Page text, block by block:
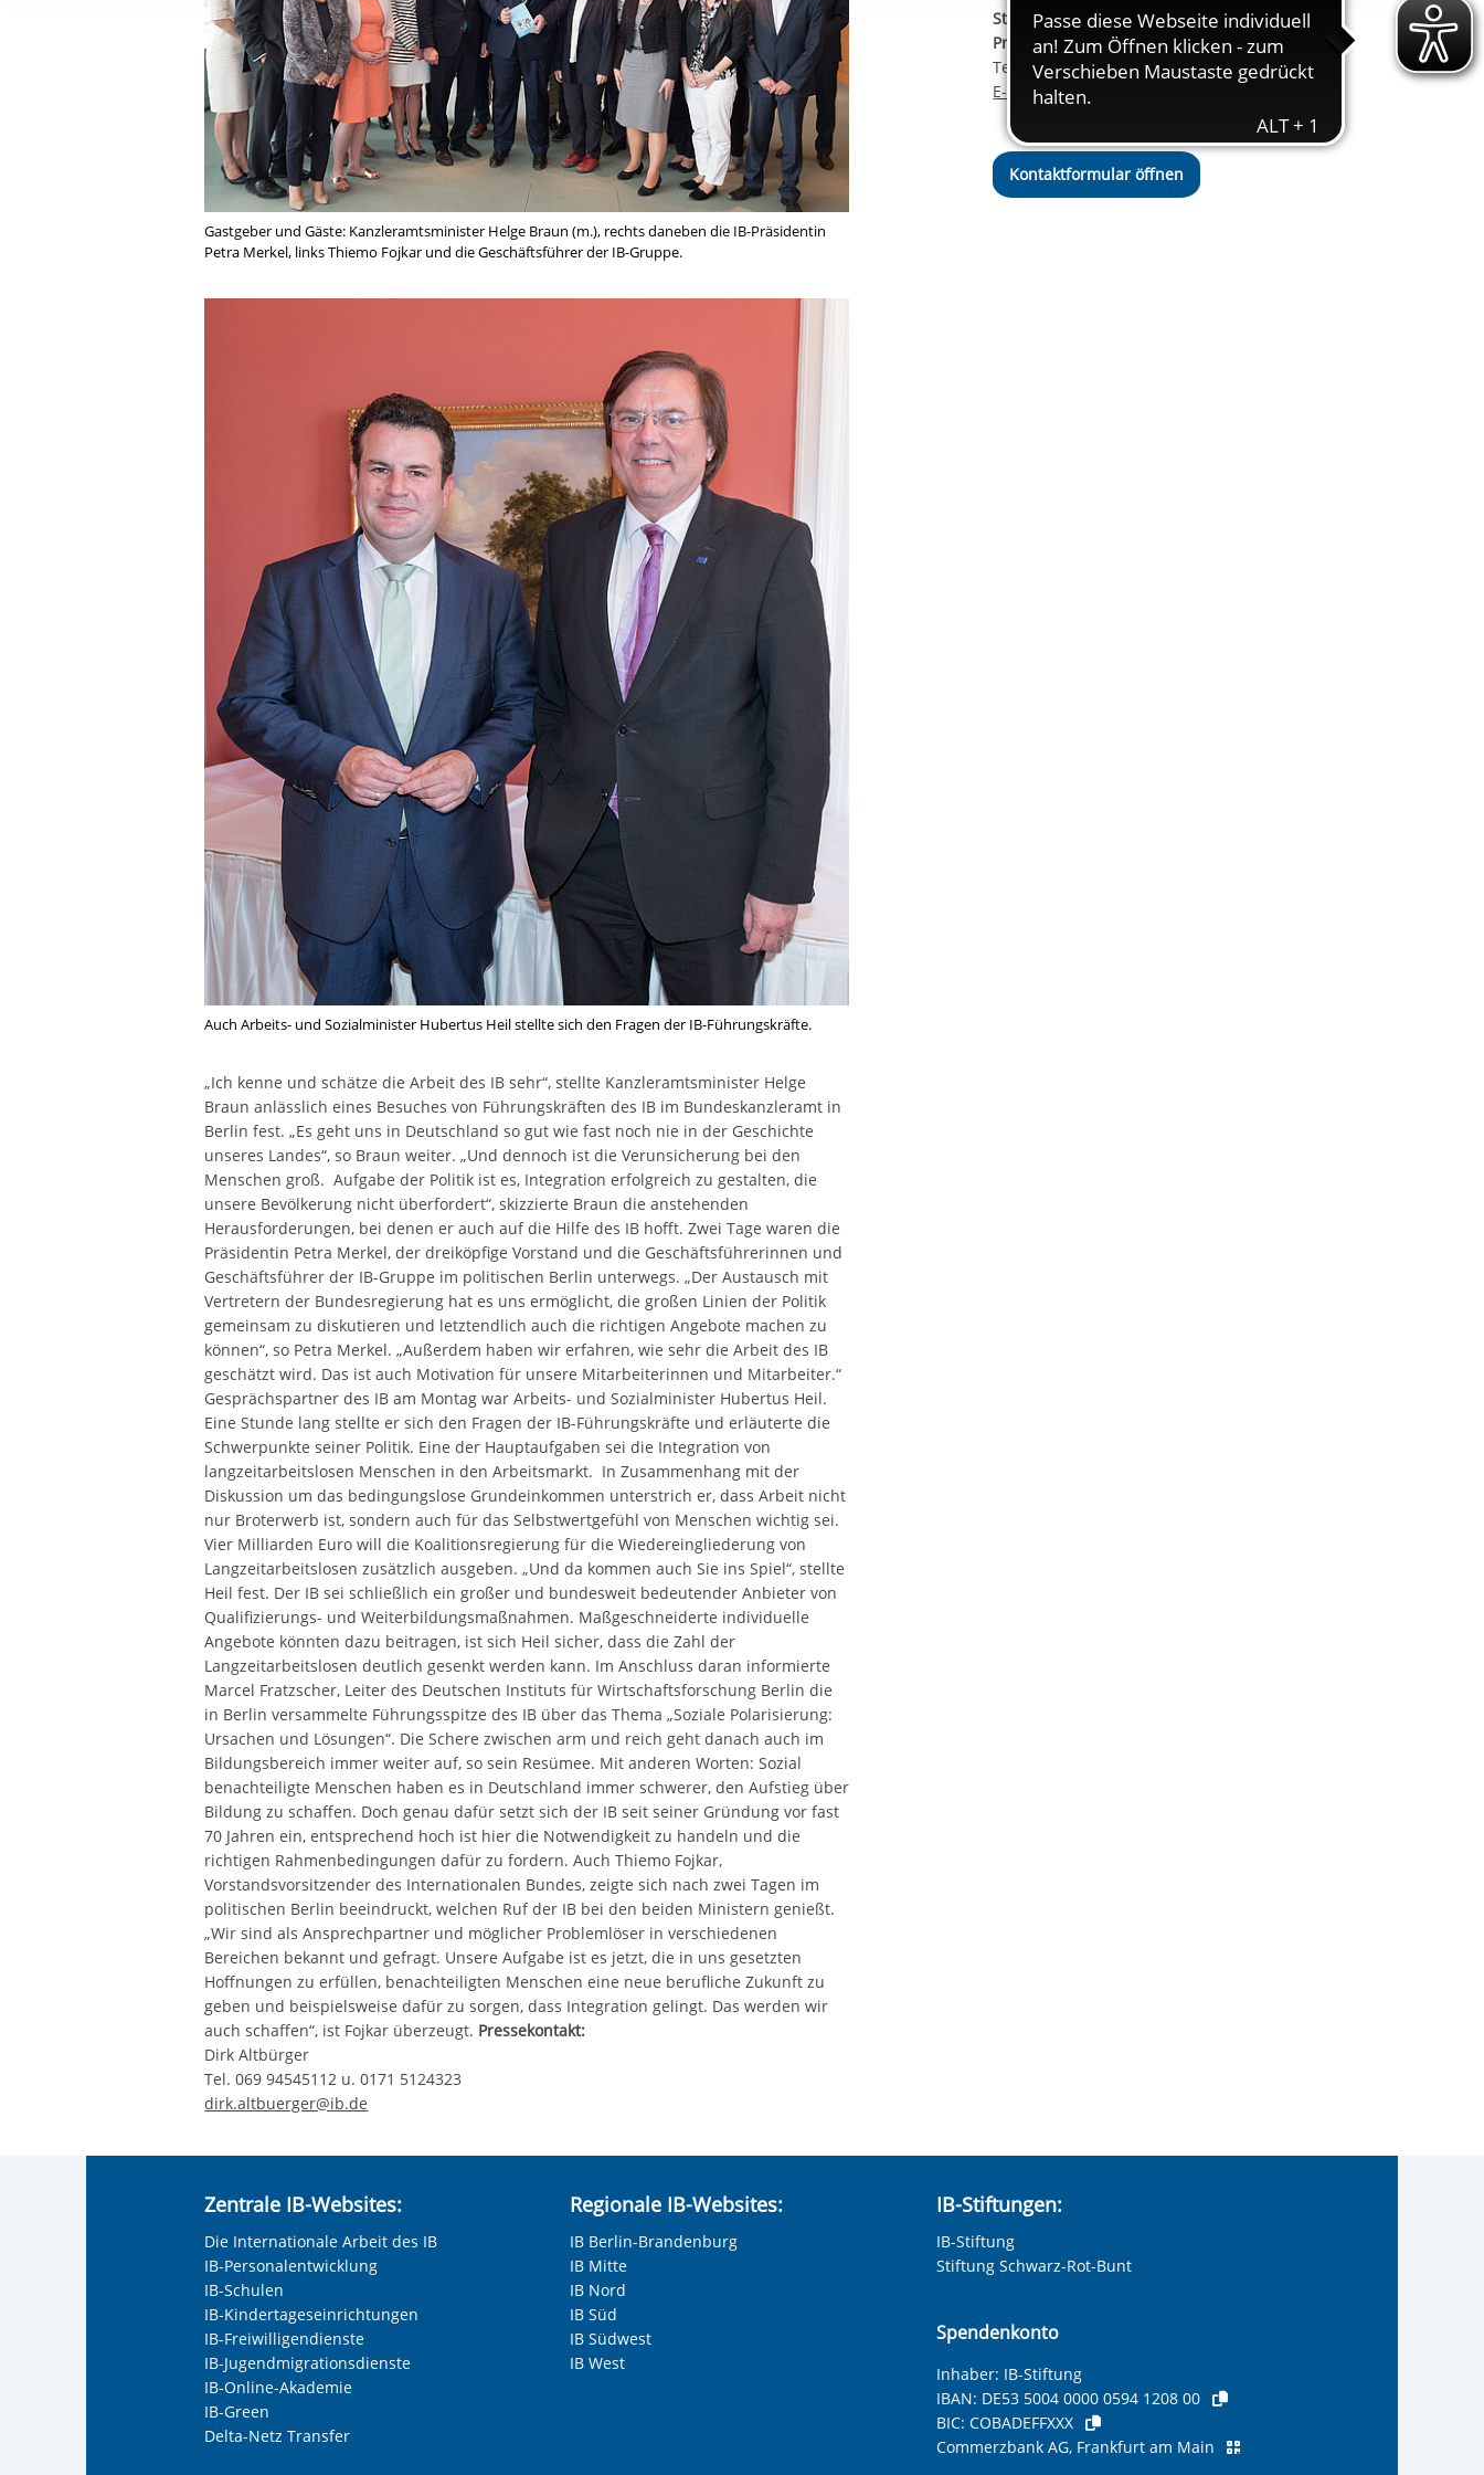
Ihre etwaige Einwilligung erstreckt sich nicht auf notwendige Cookies, die erforderlich zur Bereitstellung
der von Ihnen aufgerufenen und somit gewünschten Website-Funktionen sind. Diese Cookies setzen wir
aufgrund berechtigter Interessen und daher unabhängig von einer Einwilligung.
Gastgeber und Gäste: Kanzleramtsminister Helge Braun (m.), rechts daneben die IB-Präsidentin
Petra Merkel, links Thiemo Fojkar und die Geschäftsführer der IB-Gruppe.
Auch Arbeits- und Sozialminister Hubertus Heil stellte sich den Fragen der IB-Führungskräfte.
„Ich kenne und schätze die Arbeit des IB sehr“, stellte Kanzleramtsminister Helge
Braun anlässlich eines Besuches von Führungskräften des IB im Bundeskanzleramt in
Berlin fest. „Es geht uns in Deutschland so gut wie fast noch nie in der Geschichte
unseres Landes“, so Braun weiter. „Und dennoch ist die Verunsicherung bei den
Menschen groß. Aufgabe der Politik ist es, Integration erfolgreich zu gestalten, die
unsere Bevölkerung nicht überfordert“, skizzierte Braun die anstehenden
Herausforderungen, bei denen er auch auf die Hilfe des IB hofft. Zwei Tage waren die
Präsidentin Petra Merkel, der dreiköpfige Vorstand und die Geschäftsführerinnen und
Geschäftsführer der IB-Gruppe im politischen Berlin unterwegs. „Der Austausch mit
Vertretern der Bundesregierung hat es uns ermöglicht, die großen Linien der Politik
gemeinsam zu diskutieren und letztendlich auch die richtigen Angebote machen zu
können“, so Petra Merkel. „Außerdem haben wir erfahren, wie sehr die Arbeit des IB
geschätzt wird. Das ist auch Motivation für unsere Mitarbeiterinnen und Mitarbeiter.“
Gesprächspartner des IB am Montag war Arbeits- und Sozialminister Hubertus Heil.
Eine Stunde lang stellte er sich den Fragen der IB-Führungskräfte und erläuterte die
Schwerpunkte seiner Politik. Eine der Hauptaufgaben sei die Integration von
langzeitarbeitslosen Menschen in den Arbeitsmarkt. In Zusammenhang mit der
Diskussion um das bedingungslose Grundeinkommen unterstrich er, dass Arbeit nicht
nur Broterwerb ist, sondern auch für das Selbstwertgefühl von Menschen wichtig sei.
Vier Milliarden Euro will die Koalitionsregierung für die Wiedereingliederung von
Langzeitarbeitslosen zusätzlich ausgeben. „Und da kommen auch Sie ins Spiel“, stellte
Heil fest. Der IB sei schließlich ein großer und bundesweit bedeutender Anbieter von
Qualifizierungs- und Weiterbildungsmaßnahmen. Maßgeschneiderte individuelle
Angebote könnten dazu beitragen, ist sich Heil sicher, dass die Zahl der
Langzeitarbeitslosen deutlich gesenkt werden kann. Im Anschluss daran informierte
Marcel Fratzscher, Leiter des Deutschen Instituts für Wirtschaftsforschung Berlin die
in Berlin versammelte Führungsspitze des IB über das Thema „Soziale Polarisierung:
Ursachen und Lösungen“. Die Schere zwischen arm und reich geht danach auch im
Bildungsbereich immer weiter auf, so sein Resümee. Mit anderen Worten: Sozial
benachteiligte Menschen haben es in Deutschland immer schwerer, den Aufstieg über
Bildung zu schaffen. Doch genau dafür setzt sich der IB seit seiner Gründung vor fast
70 Jahren ein, entsprechend hoch ist hier die Notwendigkeit zu handeln und die
richtigen Rahmenbedingungen dafür zu fordern. Auch Thiemo Fojkar,
Vorstandsvorsitzender des Internationalen Bundes, zeigte sich nach zwei Tagen im
politischen Berlin beeindruckt, welchen Ruf der IB bei den beiden Ministern genießt.
„Wir sind als Ansprechpartner und möglicher Problemlöser in verschiedenen
Bereichen bekannt und gefragt. Unsere Aufgabe ist es jetzt, die in uns gesetzten
Hoffnungen zu erfüllen, benachteiligten Menschen eine neue berufliche Zukunft zu
geben und beispielsweise dafür zu sorgen, dass Integration gelingt. Das werden wir
auch schaffen“, ist Fojkar überzeugt. Pressekontakt:
Dirk Altbürger
Tel. 069 94545112 u. 0171 5124323
dirk.altbuerger@ib.de
Stellvertretende
Pressesprecherin
Telefon:+49 69 94545-126
E-Mail schreiben
Kontaktformular öffnen
Zentrale IB-Websites:
Die Internationale Arbeit des IB
IB-Personalentwicklung
IB-Schulen
IB-Kindertageseinrichtungen
IB-Freiwilligendienste
IB-Jugendmigrationsdienste
IB-Online-Akademie
IB-Green
Delta-Netz Transfer
Regionale IB-Websites:
IB Berlin-Brandenburg
IB Mitte
IB Nord
IB Süd
IB Südwest
IB West
IB-Stiftungen:
IB-Stiftung
Stiftung Schwarz-Rot-Bunt
Spendenkonto
Inhaber: IB-Stiftung
IBAN: DE53 5004 0000 0594 1208 00
BIC: COBADEFFXXX
Commerzbank AG, Frankfurt am Main